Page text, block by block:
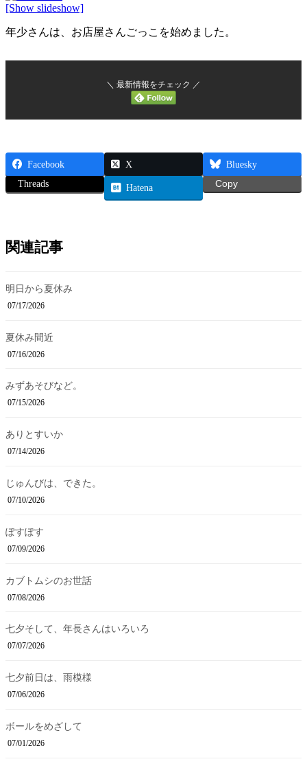
[Show slideshow]
年少さんは、お店屋さんごっこを始めました。
＼ 最新情報をチェック ／
Facebook X
Bluesky
Threads
Hatena Copy
関連記事
明日から夏休み
07/17/2026
夏休み間近
07/16/2026
みずあそびなど。
07/15/2026
ありとすいか
07/14/2026
じゅんびは、できた。
07/10/2026
ぽすぽす
07/09/2026
カブトムシのお世話
07/08/2026
七夕そして、年長さんはいろいろ
07/07/2026
七夕前日は、雨模様
07/06/2026
ボールをめざして
07/01/2026